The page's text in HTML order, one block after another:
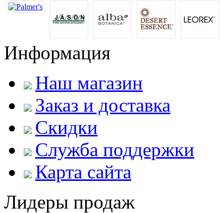
Информация
Наш магазин
Заказ и доставка
Скидки
Служба поддержки
Карта сайта
Лидеры продаж